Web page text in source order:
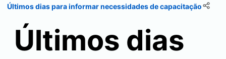
Últimos dias para informar necessidades de capacitação
Últimos dias